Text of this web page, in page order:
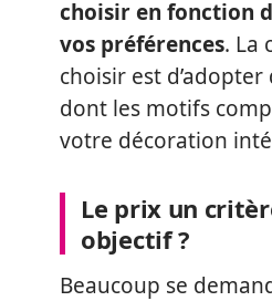
choisir en fonction
vos préférences. La
choisir est
dont les motifs
votre décoration
Le prix un
objectif ?
Beaucoup se